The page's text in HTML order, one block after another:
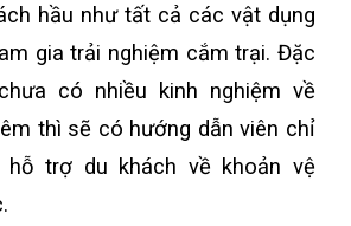
hầu như tất cả các vật dụng
gia trải nghiệm cắm trại. Đặc
có nhiều kinh nghiệm về
thì sẽ có hướng dẫn viên chỉ
hỗ trợ du khách về khoản vệ